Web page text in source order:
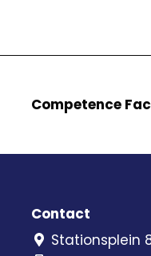
Competence
Contact
Stationsplein